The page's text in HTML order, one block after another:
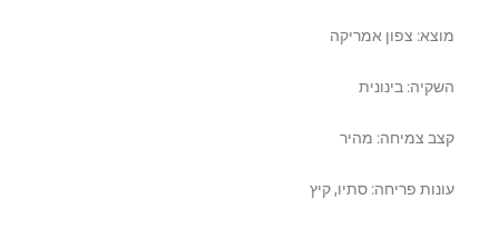
ל'
מוצא: צפון אמריקה
השקיה: בינונית
קצב צמיחה: מהיר
עונות פריחה: סתיו, קיץ